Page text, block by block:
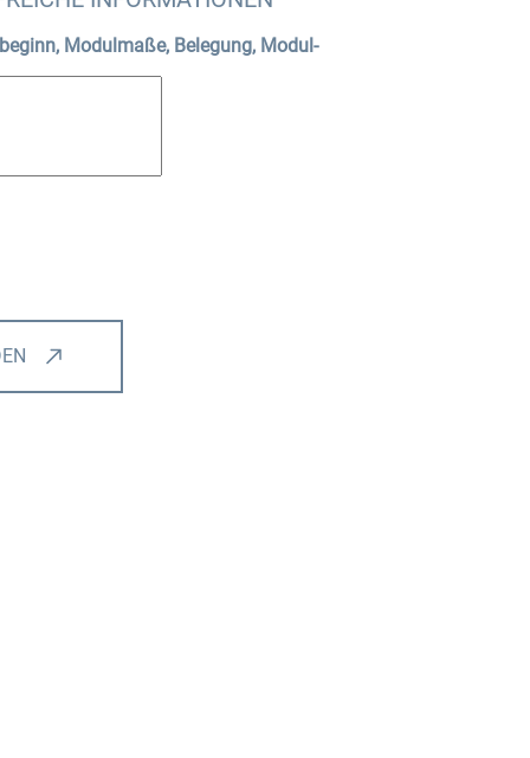
Modulmaße, Belegung, Modul-